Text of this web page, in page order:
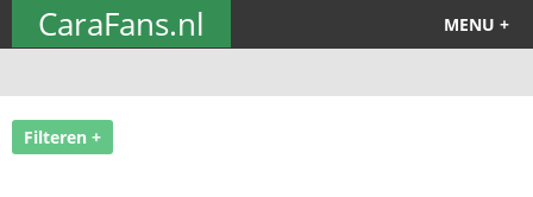
CaraFans.nl MENU +
Filteren +